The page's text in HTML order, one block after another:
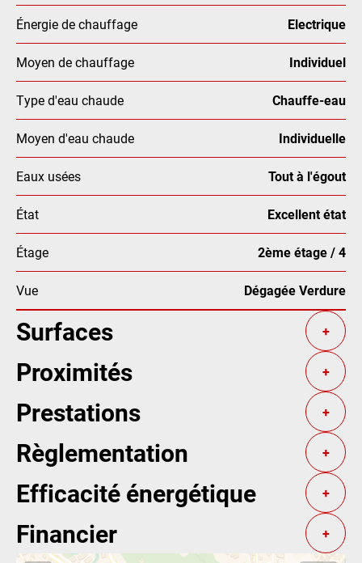
Énergie de chauffage Electrique
Moyen de chauffage Individuel
Type d'eau chaude Chauffe-eau
Moyen d'eau chaude Individuelle
Eaux usées Tout à l'égout
État Excellent état
Étage 2ème étage / 4
Vue Dégagée Verdure
Surfaces +
Proximités +
Prestations +
Règlementation +
Efficacité énergétique +
Financier +